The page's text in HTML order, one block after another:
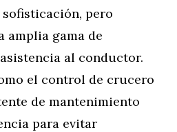
pero
amplia gama de
al conductor.
el control de crucero
de mantenimiento
para evitar